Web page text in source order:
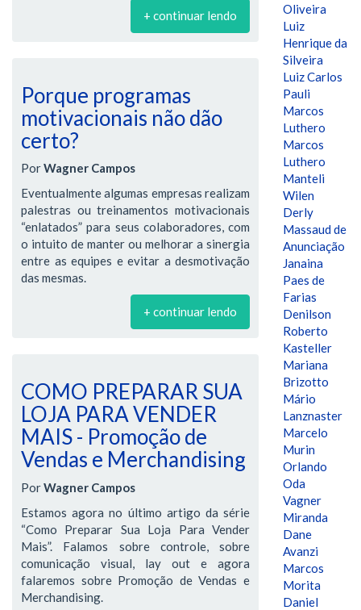
+ continuar lendo
Porque programas
motivacionais não dão
certo?
PorWagner Campos
Eventualmente algumas empresas realizam
palestras ou treinamentos motivacionais
“enlatados” para seus colaboradores, com
o intuito de manter ou melhorar a sinergia
entre as equipes e evitar a desmotivação
das mesmas.
+ continuar lendo
COMO PREPARAR SUA
LOJA PARA VENDER
MAIS - Promoção de
Vendas e Merchandising
PorWagner Campos
Estamos agora no último artigo da série
“Como Preparar Sua Loja Para Vender
Mais”. Falamos sobre controle, sobre
comunicação visual, lay out e agora
falaremos sobre Promoção de Vendas e
Merchandising.
Oliveira
Luiz
Henrique da
Silveira
Luiz Carlos
Pauli
Marcos
Luthero
Marcos
Luthero
Manteli
Wilen
Derly
Massaud de
Anunciação
Janaina
Paes de
Farias
Denilson
Roberto
Kasteller
Mariana
Brizotto
Mário
Lanznaster
Marcelo
Murin
Orlando
Oda
Vagner
Miranda
Dane
Avanzi
Marcos
Morita
Daniel